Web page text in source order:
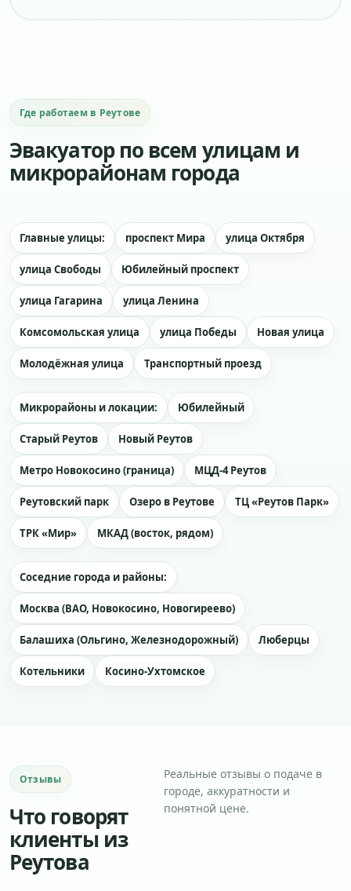
Где работаем в Реутове
Эвакуатор по всем улицам и
микрорайонам города
Главные улицы: проспект Мира улица Октября
улица Свободы Юбилейный проспект
улица Гагарина улица Ленина
Комсомольская улица улица Победы Новая улица
Молодёжная улица Транспортный проезд
Микрорайоны и локации: Юбилейный
Старый Реутов Новый Реутов
Метро Новокосино (граница) МЦД-4 Реутов
Реутовский парк Озеро в Реутове ТЦ «Реутов Парк»
ТРК «Мир» МКАД (восток, рядом)
Соседние города и районы:
Москва (ВАО, Новокосино, Новогиреево)
Балашиха (Ольгино, Железнодорожный) Люберцы
Котельники Косино-Ухтомское
Отзывы
Что говорят
клиенты из
Реутова
Реальные отзывы о подаче в
городе, аккуратности и
понятной цене.